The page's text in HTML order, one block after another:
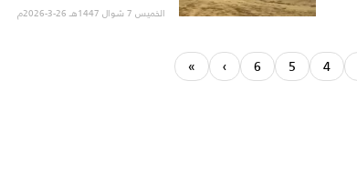
الخميس 7 شوال 1447هـ 26-3-2026م
4
5
6
›
»